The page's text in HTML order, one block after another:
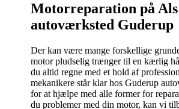
Motorreparation på Als
autoværksted Guderup
Der kan være mange forskellige
motor pludselig trænger til en kærlig
du altid regne med et hold af
mekanikere står klar hos Guderup
for at hjælpe med alle former for
du problemer med din motor, kan vi